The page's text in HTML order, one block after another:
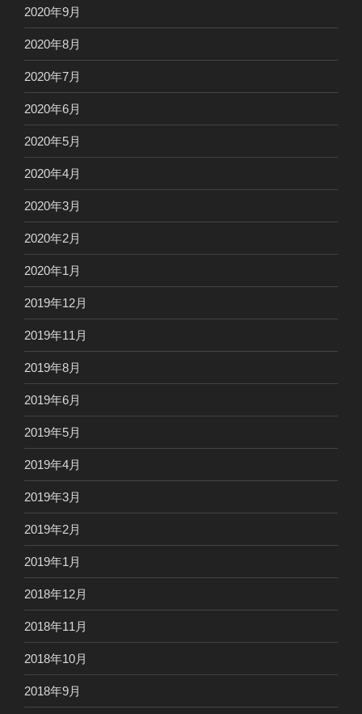
2020年9月
2020年8月
2020年7月
2020年6月
2020年5月
2020年4月
2020年3月
2020年2月
2020年1月
2019年12月
2019年11月
2019年8月
2019年6月
2019年5月
2019年4月
2019年3月
2019年2月
2019年1月
2018年12月
2018年11月
2018年10月
2018年9月